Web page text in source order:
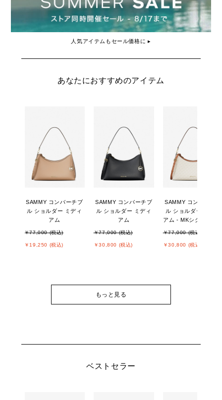
人気アイテムもセール価格に ▸
あなたにおすすめのアイテム
SAMMY コンバーチブ
ル ショルダー ミディ
アム
￥77,000 (税込)
￥19,250 (税込)
SAMMY コンバーチブ
ル ショルダー ミディ
アム
￥77,000 (税込)
￥30,800 (税込)
SAMMY コンバーチブ
ル ショルダー ミディ
アム - MKシグネチャ
￥77,000 (税込)
￥30,800 (税込)
もっと見る
ベストセラー